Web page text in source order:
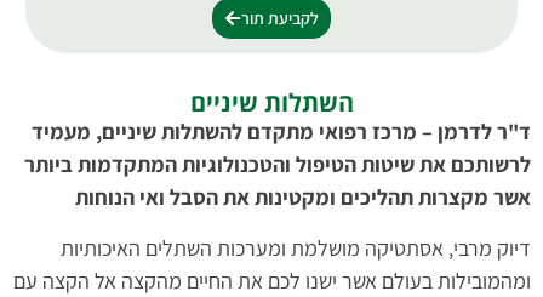
לקביעת תור
השתלות שיניים
ד"ר לדרמן – מרכז רפואי מתקדם להשתלות שיניים, מעמיד
לרשותכם את שיטות הטיפול והטכנולוגיות המתקדמות ביותר
אשר מקצרות תהליכים ומקטינות את הסבל ואי הנוחות
דיוק מרבי, אסתטיקה מושלמת ומערכות השתלים האיכותיות
ומהמובילות בעולם אשר ישנו לכם את החיים מהקצה אל הקצה עם